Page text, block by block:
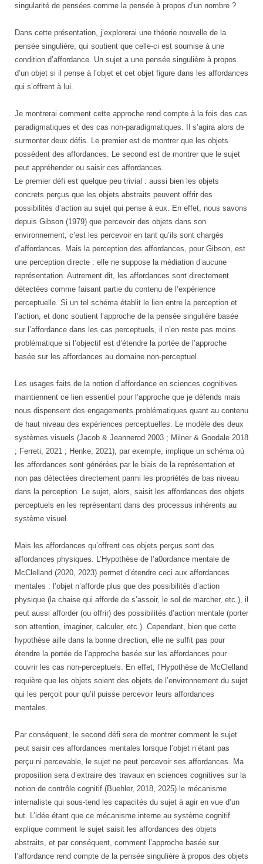
singularité de pensées comme la pensée à propos d’un nombre ?
Dans cette présentation, j’explorerai une théorie nouvelle de la
pensée singulière, qui soutient que celle-ci est soumise à une
condition d’affordance. Un sujet a une pensée singulière à propos
d’un objet si il pense à l’objet et cet objet figure dans les affordances
qui s’offrent à lui.
Je montrerai comment cette approche rend compte à la fois des cas
paradigmatiques et des cas non-paradigmatiques. Il s’agira alors de
surmonter deux défis. Le premier est de montrer que les objets
possèdent des affordances. Le second est de montrer que le sujet
peut appréhender ou saisir ces affordances.
Le premier défi est quelque peu trivial : aussi bien les objets
concrets perçus que les objets abstraits peuvent offrir des
possibilités d’action au sujet qui pense à eux. En effet, nous savons
depuis Gibson (1979) que percevoir des objets dans son
environnement, c’est les percevoir en tant qu’ils sont chargés
d’affordances. Mais la perception des affordances, pour Gibson, est
une perception directe : elle ne suppose la médiation d’aucune
représentation. Autrement dit, les affordances sont directement
détectées comme faisant partie du contenu de l’expérience
perceptuelle. Si un tel schéma établit le lien entre la perception et
l’action, et donc soutient l’approche de la pensée singulière basée
sur l’affordance dans les cas perceptuels, il n’en reste pas moins
problématique si l’objectif est d’étendre la portée de l’approche
basée sur les affordances au domaine non-perceptuel.
Les usages faits de la notion d’affordance en sciences cognitives
maintiennent ce lien essentiel pour l’approche que je défends mais
nous dispensent des engagements problématiques quant au contenu
de haut niveau des expériences perceptuelles. Le modèle des deux
systèmes visuels (Jacob & Jeannerod 2003 ; Milner & Goodale 2018
; Ferreti, 2021 ; Henke, 2021), par exemple, implique un schéma où
les affordances sont générées par le biais de la représentation et
non pas détectées directement parmi les propriétés de bas niveau
dans la perception. Le sujet, alors, saisit les affordances des objets
perceptuels en les représentant dans des processus inhérents au
système visuel.
Mais les affordances qu’offrent ces objets perçus sont des
affordances physiques. L’Hypothèse de l’a0ordance mentale de
McClelland (2020, 2023) permet d’étendre ceci aux affordances
mentales : l’objet n’afforde plus que des possibilités d’action
physique (la chaise qui afforde de s’assoir, le sol de marcher, etc.), il
peut aussi afforder (ou offrir) des possibilités d’action mentale (porter
son attention, imaginer, calculer, etc.). Cependant, bien que cette
hypothèse aille dans la bonne direction, elle ne suffit pas pour
étendre la portée de l’approche basée sur les affordances pour
couvrir les cas non-perceptuels. En effet, l’Hypothèse de McClelland
requière que les objets soient des objets de l’environnement du sujet
qui les perçoit pour qu’il puisse percevoir leurs affordances
mentales.
Par conséquent, le second défi sera de montrer comment le sujet
peut saisir ces affordances mentales lorsque l’objet n’étant pas
perçu ni percevable, le sujet ne peut percevoir ses affordances. Ma
proposition sera d’extraire des travaux en sciences cognitives sur la
notion de contrôle cognitif (Buehler, 2018, 2025) le mécanisme
internaliste qui sous-tend les capacités du sujet à agir en vue d’un
but. L’idée étant que ce mécanisme interne au système cognitif
explique comment le sujet saisit les affordances des objets
abstraits, et par conséquent, comment l’approche basée sur
l’affordance rend compte de la pensée singulière à propos des objets